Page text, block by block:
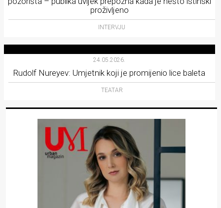
proživljeno
INTERVJU
24.05.2026.
Rudolf Nureyev: Umjetnik koji je promijenio lice baleta
TEATAR